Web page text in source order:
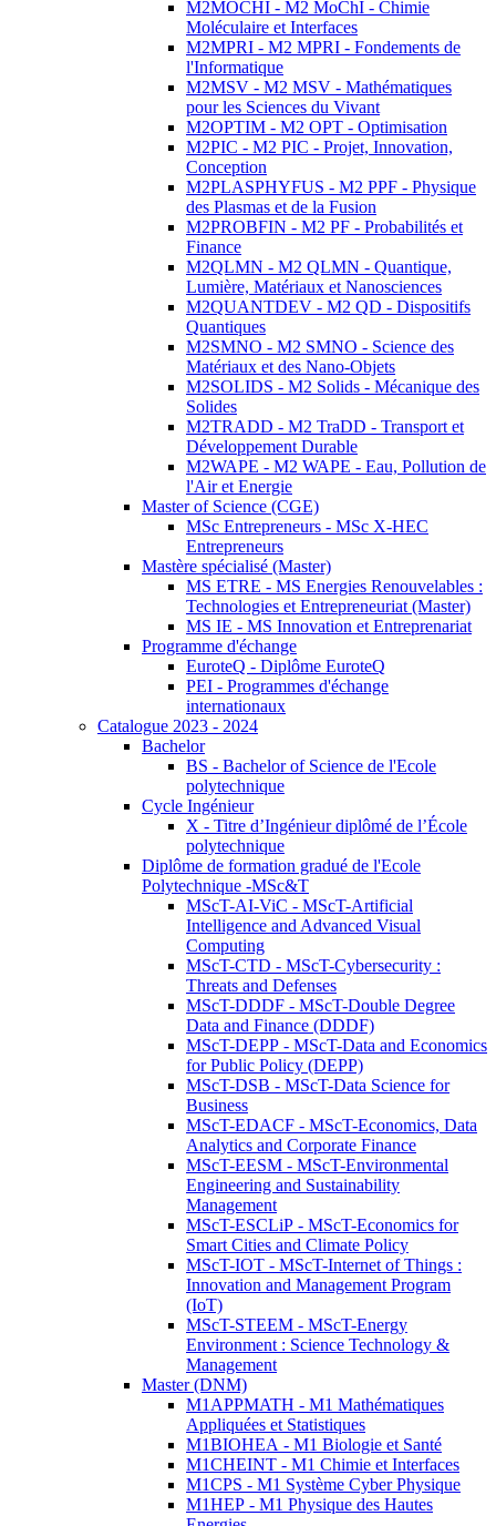
M2MOCHI - M2 MoChI - Chimie
Moléculaire et Interfaces
M2MPRI - M2 MPRI - Fondements de
l'Informatique
M2MSV - M2 MSV - Mathématiques
pour les Sciences du Vivant
M2OPTIM - M2 OPT - Optimisation
M2PIC - M2 PIC - Projet, Innovation,
Conception
M2PLASPHYFUS - M2 PPF - Physique
des Plasmas et de la Fusion
M2PROBFIN - M2 PF - Probabilités et
Finance
M2QLMN - M2 QLMN - Quantique,
Lumière, Matériaux et Nanosciences
M2QUANTDEV - M2 QD - Dispositifs
Quantiques
M2SMNO - M2 SMNO - Science des
Matériaux et des Nano-Objets
M2SOLIDS - M2 Solids - Mécanique des
Solides
M2TRADD - M2 TraDD - Transport et
Développement Durable
M2WAPE - M2 WAPE - Eau, Pollution de
l'Air et Energie
Master of Science (CGE)
MSc Entrepreneurs - MSc X-HEC
Entrepreneurs
Mastère spécialisé (Master)
MS ETRE - MS Energies Renouvelables :
Technologies et Entrepreneuriat (Master)
MS IE - MS Innovation et Entreprenariat
Programme d'échange
EuroteQ - Diplôme EuroteQ
PEI - Programmes d'échange
internationaux
Catalogue 2023 - 2024
Bachelor
BS - Bachelor of Science de l'Ecole
polytechnique
Cycle Ingénieur
X - Titre d’Ingénieur diplômé de l’École
polytechnique
Diplôme de formation gradué de l'Ecole
Polytechnique -MSc&T
MScT-AI-ViC - MScT-Artificial
Intelligence and Advanced Visual
Computing
MScT-CTD - MScT-Cybersecurity :
Threats and Defenses
MScT-DDDF - MScT-Double Degree
Data and Finance (DDDF)
MScT-DEPP - MScT-Data and Economics
for Public Policy (DEPP)
MScT-DSB - MScT-Data Science for
Business
MScT-EDACF - MScT-Economics, Data
Analytics and Corporate Finance
MScT-EESM - MScT-Environmental
Engineering and Sustainability
Management
MScT-ESCLiP - MScT-Economics for
Smart Cities and Climate Policy
MScT-IOT - MScT-Internet of Things :
Innovation and Management Program
(IoT)
MScT-STEEM - MScT-Energy
Environment : Science Technology &
Management
Master (DNM)
M1APPMATH - M1 Mathématiques
Appliquées et Statistiques
M1BIOHEA - M1 Biologie et Santé
M1CHEINT - M1 Chimie et Interfaces
M1CPS - M1 Système Cyber Physique
M1HEP - M1 Physique des Hautes